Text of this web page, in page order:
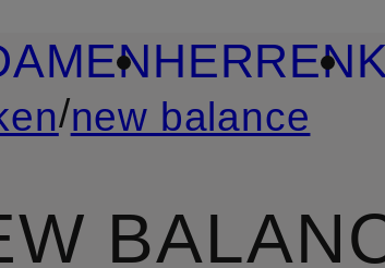
HERREN
/new balance